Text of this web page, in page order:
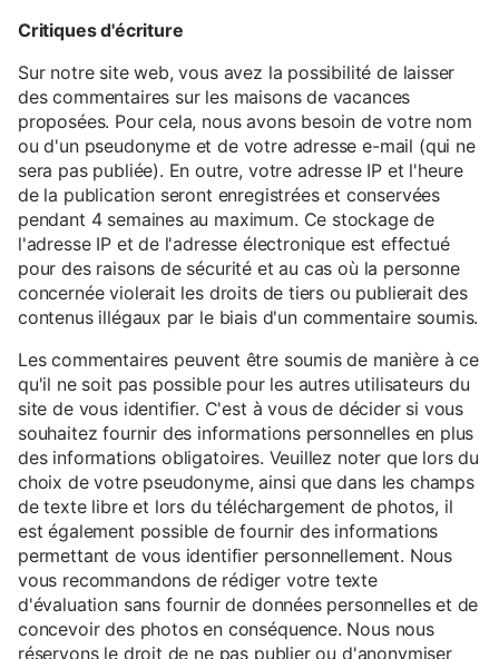
Critiques d'écriture
Sur notre site web, vous avez la possibilité de laisser
des commentaires sur les maisons de vacances
proposées. Pour cela, nous avons besoin de votre nom
ou d'un pseudonyme et de votre adresse e-mail (qui ne
sera pas publiée). En outre, votre adresse IP et l'heure
de la publication seront enregistrées et conservées
pendant 4 semaines au maximum. Ce stockage de
l'adresse IP et de l'adresse électronique est effectué
pour des raisons de sécurité et au cas où la personne
concernée violerait les droits de tiers ou publierait des
contenus illégaux par le biais d'un commentaire soumis.
Les commentaires peuvent être soumis de manière à ce
qu'il ne soit pas possible pour les autres utilisateurs du
site de vous identifier. C'est à vous de décider si vous
souhaitez fournir des informations personnelles en plus
des informations obligatoires. Veuillez noter que lors du
choix de votre pseudonyme, ainsi que dans les champs
de texte libre et lors du téléchargement de photos, il
est également possible de fournir des informations
permettant de vous identifier personnellement. Nous
vous recommandons de rédiger votre texte
d'évaluation sans fournir de données personnelles et de
concevoir des photos en conséquence. Nous nous
réservons le droit de ne pas publier ou d'anonymiser